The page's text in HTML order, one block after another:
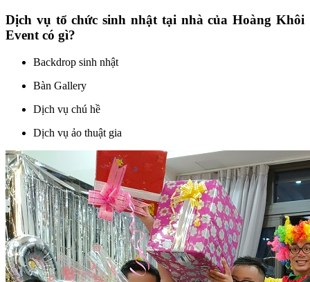
Dịch vụ tổ chức sinh nhật tại nhà của Hoàng Khôi
Event có gì?
Backdrop sinh nhật
Bàn Gallery
Dịch vụ chú hề
Dịch vụ ảo thuật gia